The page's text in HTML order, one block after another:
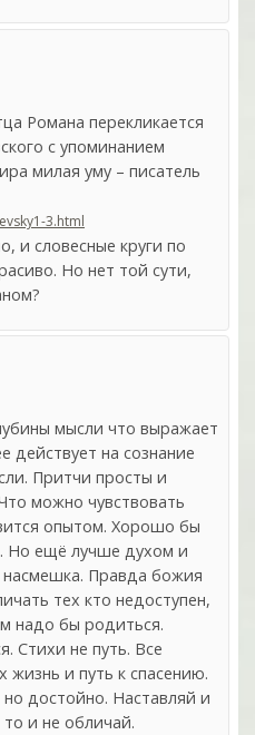
Романа перекликается
с упоминанием
милая уму – писатель
3.html
и словесные круги по
Но нет той сути,
мысли что выражает
действует на сознание
Притчи просты и
можно чувствовать
опытом. Хорошо бы
Но ещё лучше духом и
Правда божия
тех кто недоступен,
надо бы родиться.
Стихи не путь. Все
жизнь и путь к спасению.
достойно. Наставляй и
и не обличай.